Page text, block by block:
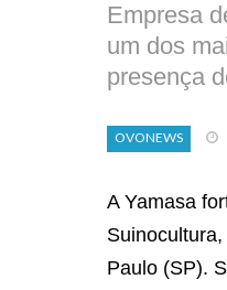
Empresa
um dos
presença
OVONEWS
A Yamasa
Paulo (SP).